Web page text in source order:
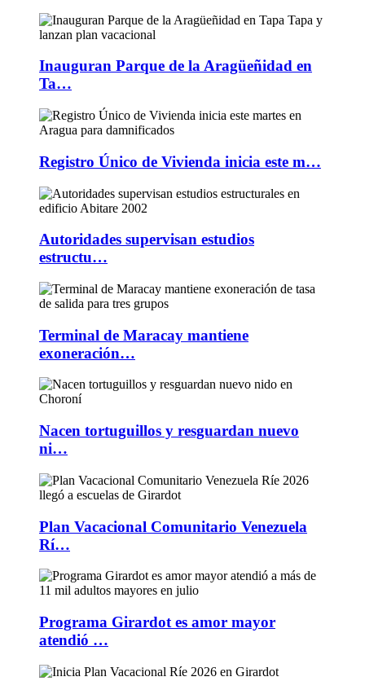
Inauguran Parque de la Aragüeñidad en
Ta…
Registro Único de Vivienda inicia este m…
Autoridades supervisan estudios
estructu…
Terminal de Maracay mantiene
exoneración…
Nacen tortuguillos y resguardan nuevo
ni…
Plan Vacacional Comunitario Venezuela
Rí…
Programa Girardot es amor mayor
atendió …